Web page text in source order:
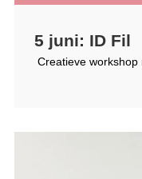
5 juni: ID Fil
Creatieve